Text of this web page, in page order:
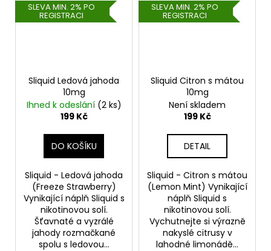
SLEVA MIN. 2% PO
REGISTRACI
Sliquid Ledová jahoda
10mg
Ihned k odeslání (2 ks)
199 Kč
DO KOŠÍKU
Sliquid - Ledová jahoda
(Freeze Strawberry)
Vynikající náplň Sliquid s
nikotinovou solí.
Šťavnaté a vyzrálé
jahody rozmačkané
spolu s ledovou...
SLEVA MIN. 2% PO
REGISTRACI
Sliquid Citron s mátou
10mg
Není skladem
199 Kč
DETAIL
Sliquid - Citron s mátou
(Lemon Mint) Vynikající
náplň Sliquid s
nikotinovou solí.
Vychutnejte si výrazně
nakyslé citrusy v
lahodné limonádě...